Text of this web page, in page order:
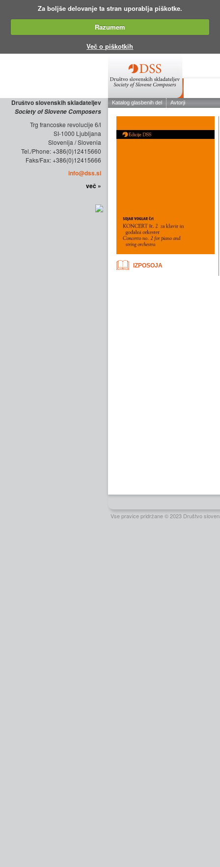
Za boljše delovanje ta stran uporablja piškotke.
Razumem
Več o piškotkih
Društvo slovenskih skladateljev
Society of Slovene Composers
Trg francoske revolucije 6/l
SI-1000 Ljubljana
Slovenija / Slovenia
Tel./Phone: +386(0)12415660
Faks/Fax: +386(0)12415666
info@dss.si
več »
Vse pravice pridržane © 2023 Društvo